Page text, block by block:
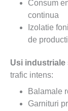
Consum
continua
Izolatie
de
Usi
trafic intens:
Balamale
Garnituri